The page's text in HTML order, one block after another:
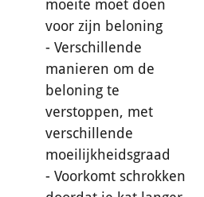
moeite moet doen
voor zijn beloning
- Verschillende
manieren om de
beloning te
verstoppen, met
verschillende
moeilijkheidsgraad
- Voorkomt schrokken